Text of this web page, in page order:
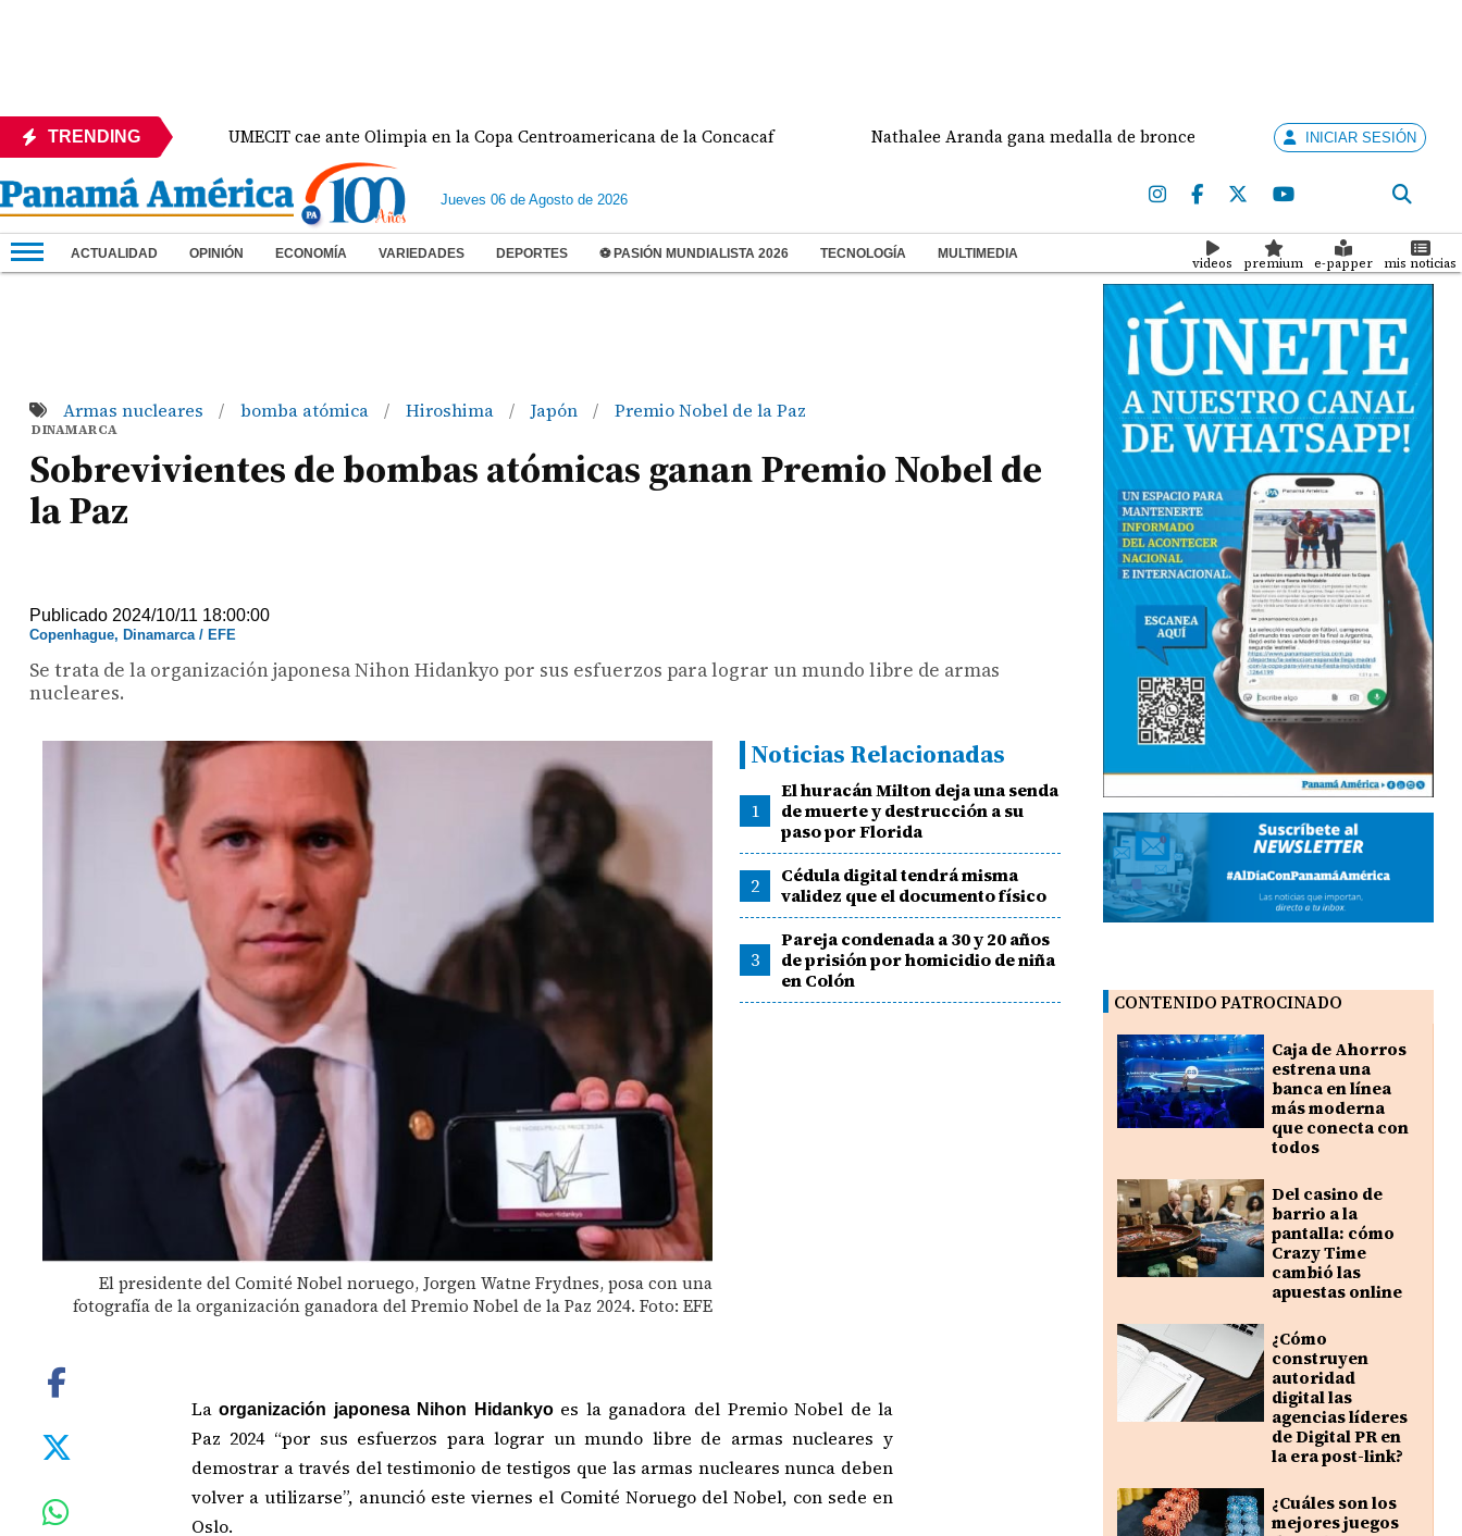
TRENDING
México UMECIT cae ante Olimpia en la Copa Centroamericana de la Concacaf Nathalee Aranda gana medalla de bronce en salto largo femeninoINICIAR SESIÓN
Jueves 06 de Agosto de 2026
ACTUALIDAD OPINIÓN ECONOMÍA VARIEDADES DEPORTES ⚽ PASIÓN MUNDIALISTA 2026 TECNOLOGÍA MULTIMEDIA
videos premium e-papper mis noticias
Armas nucleares / bomba atómica / Hiroshima / Japón / Premio Nobel de la Paz
DINAMARCA
Sobrevivientes de bombas atómicas ganan Premio Nobel de
la Paz
Publicado 2024/10/11 18:00:00
Copenhague, Dinamarca / EFE
Se trata de la organización japonesa Nihon Hidankyo por sus esfuerzos para lograr un mundo libre de armas
nucleares.
El presidente del Comité Nobel noruego, Jorgen Watne Frydnes, posa con una
fotografía de la organización ganadora del Premio Nobel de la Paz 2024. Foto: EFE
Noticias Relacionadas
1
El huracán Milton deja una senda
de muerte y destrucción a su
paso por Florida
2
Cédula digital tendrá misma
validez que el documento físico
3
Pareja condenada a 30 y 20 años
de prisión por homicidio de niña
en Colón
Laorganización japonesa Nihon Hidankyoes la ganadora del Premio Nobel de la
Paz 2024 “por sus esfuerzos para lograr un mundo libre de armas nucleares y
demostrar a través del testimonio de testigos que las armas nucleares nunca deben
volver a utilizarse”, anunció este viernes el Comité Noruego del Nobel, con sede en
Oslo.
CONTENIDO PATROCINADO
Caja de Ahorros
estrena una
banca en línea
más moderna
que conecta con
todos
Del casino de
barrio a la
pantalla: cómo
Crazy Time
cambió las
apuestas online
¿Cómo
construyen
autoridad
digital las
agencias líderes
de Digital PR en
la era post-link?
¿Cuáles son los
mejores juegos